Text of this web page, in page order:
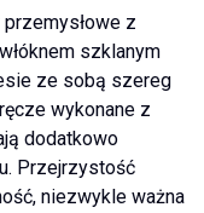
z
szklanym
ze sobą szereg
wykonane z
dodatkowo
Przejrzystość
niezwykle ważna